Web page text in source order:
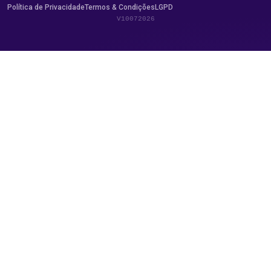
Política de PrivacidadeTermos & Condições LGPD
V10072026